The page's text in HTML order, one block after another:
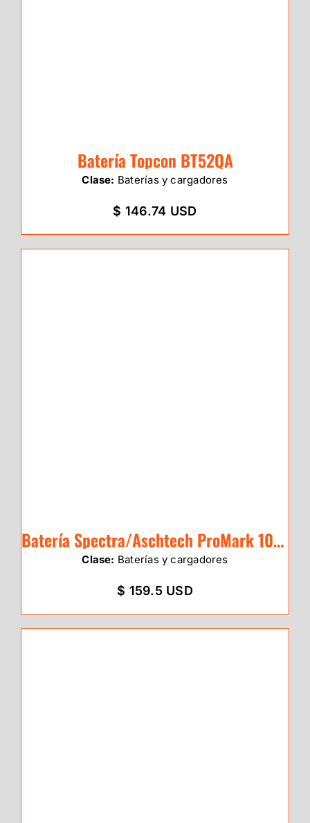
Batería Topcon BT52QA
Clase: Baterías y cargadores
$ 146.74 USD
Batería Spectra/Aschtech ProMark 100/20
Clase: Baterías y cargadores
$ 159.5 USD